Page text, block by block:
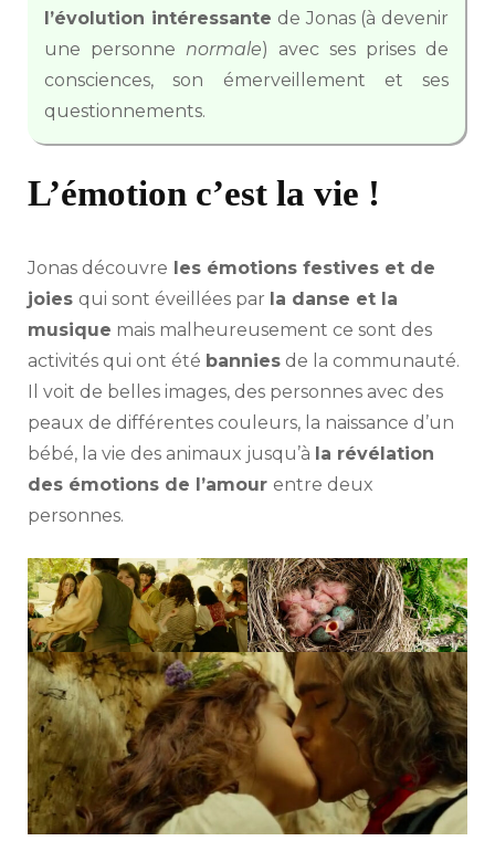
l’évolution intéressante de Jonas (à devenir
une personne normale) avec ses prises de
consciences, son émerveillement et ses
questionnements.
L’émotion c’est la vie !
Jonas découvre les émotions festives et de
joies qui sont éveillées par la danse et la
musique mais malheureusement ce sont des
activités qui ont été bannies de la communauté.
Il voit de belles images, des personnes avec des
peaux de différentes couleurs, la naissance d’un
bébé, la vie des animaux jusqu’à la révélation
des émotions de l’amour entre deux
personnes.